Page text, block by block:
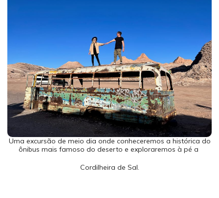
Uma excursão de meio dia onde conheceremos a histórica do
ônibus mais famoso do deserto e exploraremos à pé a
Cordilheira de Sal.